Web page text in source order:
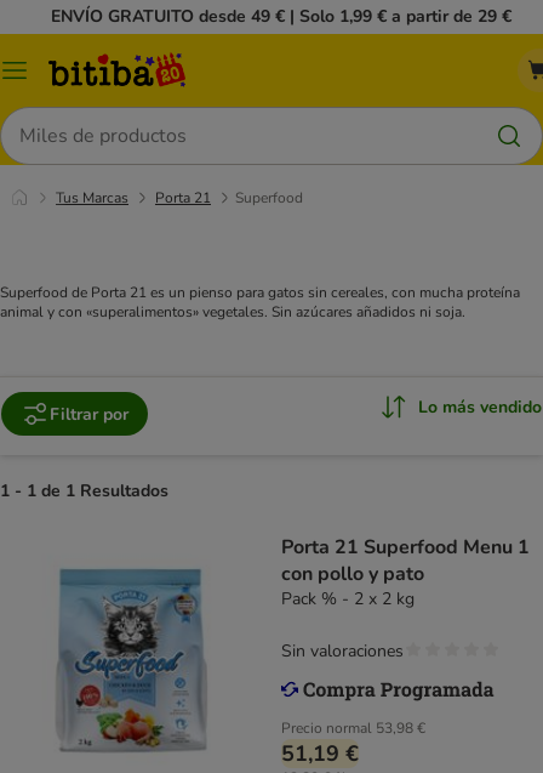
ENVÍO GRATUITO desde 49 € | Solo 1,99 € a partir de 29 €
Menú
Buscar
Tus Marcas Porta 21 Superfood
Superfood de Porta 21 es un pienso para gatos sin cereales, con mucha proteína
animal y con «superalimentos» vegetales. Sin azúcares añadidos ni soja.
Filtrar por Lo más vendido
1 - 1 de 1 Resultados
Porta 21 Superfood Menu 1
con pollo y pato
Pack % - 2 x 2 kg
Precio normal 53,98 €
51,19 €
Sin valoraciones